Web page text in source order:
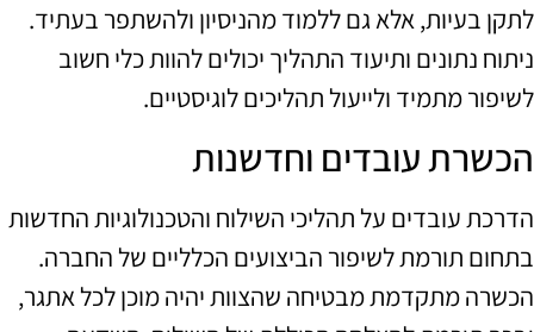
לתקן בעיות, אלא גם ללמוד מהניסיון ולהשתפר בעתיד.
ניתוח נתונים ותיעוד התהליך יכולים להוות כלי חשוב
לשיפור מתמיד ולייעול תהליכים לוגיסטיים.
הכשרת עובדים וחדשנות
הדרכת עובדים על תהליכי השילוח והטכנולוגיות החדשות
בתחום תורמת לשיפור הביצועים הכלליים של החברה.
הכשרה מתקדמת מבטיחה שהצוות יהיה מוכן לכל אתגר,